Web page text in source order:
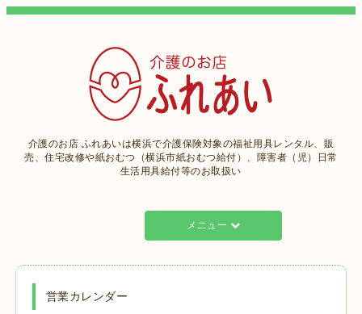
介護のお店 ふれあいは横浜で介護保険対象の福祉用具レンタル、販
売、住宅改修や紙おむつ（横浜市紙おむつ給付）、障害者（児）日常
生活用具給付等のお取扱い
メニュー
営業カレンダー